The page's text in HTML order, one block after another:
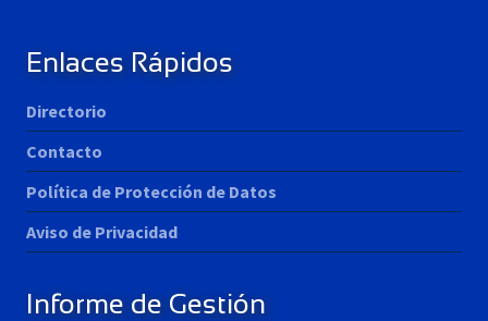
Enlaces Rápidos
Directorio
Contacto
Política de Protección de Datos
Aviso de Privacidad
Informe de Gestión